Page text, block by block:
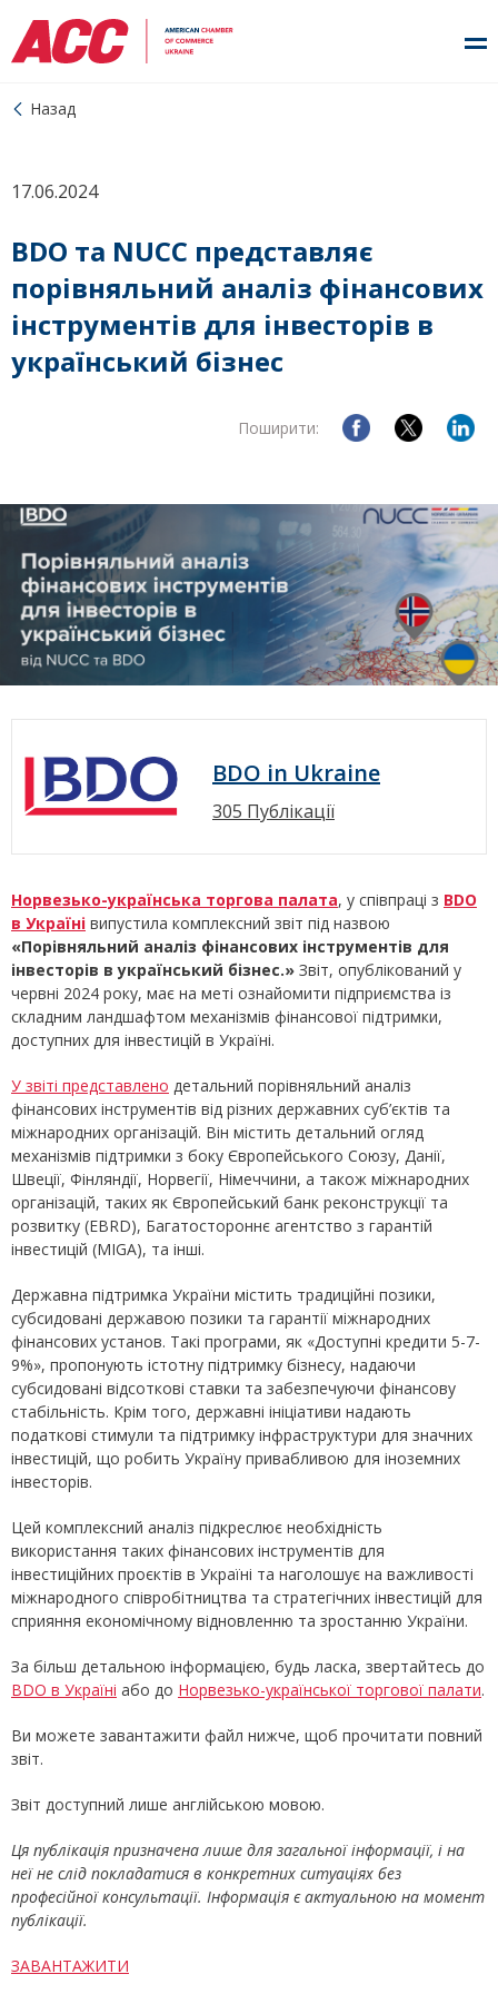
Назад
17.06.2024
BDO та NUCC представляє
порівняльний аналіз фінансових
інструментів для інвесторів в
український бізнес
Поширити:
BDO in Ukraine
305 Публікації
Норвезько-українська торгова палата, у співпраці з BDO
в Україні випустила комплексний звіт під назвою
«Порівняльний аналіз фінансових інструментів для
інвесторів в український бізнес.» Звіт, опублікований у
червні 2024 року, має на меті ознайомити підприємства із
складним ландшафтом механізмів фінансової підтримки,
доступних для інвестицій в Україні.
У звіті представлено детальний порівняльний аналіз
фінансових інструментів від різних державних суб’єктів та
міжнародних організацій. Він містить детальний огляд
механізмів підтримки з боку Європейського Союзу, Данії,
Швеції, Фінляндії, Норвегії, Німеччини, а також міжнародних
організацій, таких як Європейський банк реконструкції та
розвитку (EBRD), Багатостороннє агентство з гарантій
інвестицій (MIGA), та інші.
Державна підтримка України містить традиційні позики,
субсидовані державою позики та гарантії міжнародних
фінансових установ. Такі програми, як «Доступні кредити 5-7-
9%», пропонують істотну підтримку бізнесу, надаючи
субсидовані відсоткові ставки та забезпечуючи фінансову
стабільність. Крім того, державні ініціативи надають
податкові стимули та підтримку інфраструктури для значних
інвестицій, що робить Україну привабливою для іноземних
інвесторів.
Цей комплексний аналіз підкреслює необхідність
використання таких фінансових інструментів для
інвестиційних проєктів в Україні та наголошує на важливості
міжнародного співробітництва та стратегічних інвестицій для
сприяння економічному відновленню та зростанню України.
За більш детальною інформацією, будь ласка, звертайтесь до
BDO в Україні або до Норвезько-української торгової палати.
Ви можете завантажити файл нижче, щоб прочитати повний
звіт.
Звіт доступний лише англійською мовою.
Ця публікація призначена лише для загальної інформації, і на
неї не слід покладатися в конкретних ситуаціях без
професійної консультації. Інформація є актуальною на момент
публікації.
ЗАВАНТАЖИТИ